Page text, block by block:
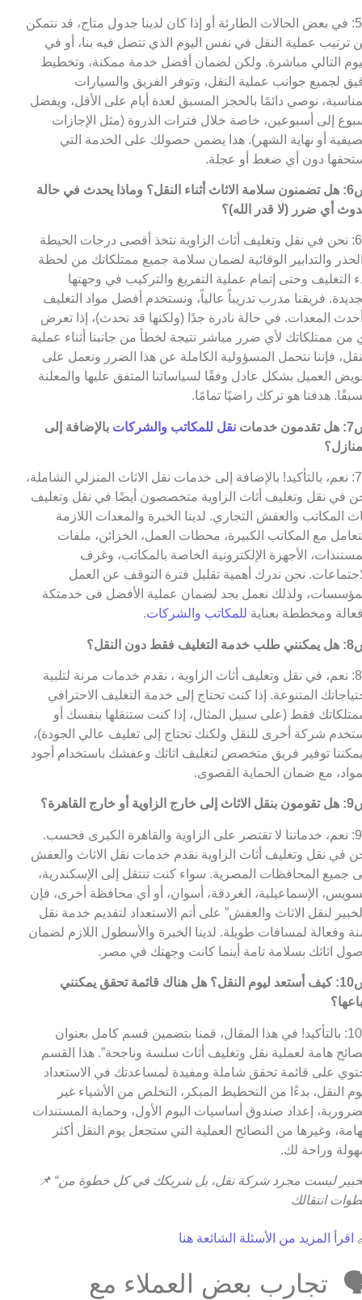
ج5: في بعض الحالات الطارئة أو إذا كان لدينا جدول متاح، قد نتمكن
ترتيب عملية النقل في نفس اليوم الذي تتصل فيه بنا، أو في
التالي مباشرة. ولكن لضمان أفضل خدمة ممكنة، وتخطيط
لجميع جوانب عملية النقل، وتوفر الفريق والسيارات
نوصي دائمًا بالحجز المسبق لعدة أيام على الأقل، ويفضل
إلى أسبوعين، خاصة خلال فترات الذروة (مثل الإجازات
أو نهاية الشهر). هذا يضمن حصولك على الخدمة التي
دون أي ضغط أو عجلة.
س6: هل تضمنون سلامة الاثاث أثناء النقل؟ وماذا يحدث في حالة
أي ضرر (لا قدر الله)؟
ج6: نحن في نقل وتغليف أثاث الزاوية نتخذ أقصى درجات الحيطة
والتدابير الوقائية لضمان سلامة جميع ممتلكاتك من لحظة
التغليف وحتى إتمام عملية التفريغ والتركيب في وجهتها
فريقنا مدرب تدريباً عالياً، ونستخدم أفضل مواد التغليف
المعدات. في حالة نادرة جدًا (ولكنها قد تحدث)، إذا تعرض
من ممتلكاتك لأي ضرر مباشر نتيجة لخطأ من جانبنا أثناء عملية
فإننا نتحمل المسؤولية الكاملة عن هذا الضرر ونعمل على
العميل بشكل عادل وفقًا لسياساتنا المتفق عليها والمعلنة
هدفنا هو تركك راضيًا تمامًا.
خدمات نقل للمكاتب والشركات بالإضافة إلى
ج7: نعم، بالتأكيد! بالإضافة إلى خدمات نقل الاثاث المنزلي الشاملة،
في نقل وتغليف أثاث الزاوية متخصصون أيضًا في نقل وتغليف
المكاتب والعفش التجاري. لدينا الخبرة والمعدات اللازمة
مع المكاتب الكبيرة، محطات العمل، الخزائن، ملفات
الأجهزة الإلكترونية الخاصة بالمكاتب، وغرف
نحن ندرك أهمية تقليل فترة التوقف عن العمل
ولذلك نعمل بجد لضمان عملية الأفضل فى خدمتكة
ومخططة بعناية للمكاتب والشركات.
فقط دون النقل؟
ج8: نعم، في نقل وتغليف أثاث الزاوية ، نقدم خدمات مرنة لتلبية
المتنوعة. إذا كنت تحتاج إلى خدمة التغليف الاحترافي
فقط (على سبيل المثال، إذا كنت ستنقلها بنفسك أو
شركة أخرى للنقل ولكنك تحتاج إلى تغليف عالي الجودة)،
توفير فريق متخصص لتغليف اثاثك وعفشك باستخدام أجود
مع ضمان الحماية القصوى.
أو خارج القاهرة؟
ج9: نعم، خدماتنا لا تقتصر على الزاوية والقاهرة الكبرى فحسب.
في نقل وتغليف أثاث الزاوية نقدم خدمات نقل الاثاث والعفش
جميع المحافظات المصرية. سواء كنت تنتقل إلى الإسكندرية،
الإسماعيلية، الغردقة، أسوان، أو أي محافظة أخرى، فإن
لنقل الاثاث والعفش” على أتم الاستعداد لتقديم خدمة نقل
وفعالة لمسافات طويلة. لدينا الخبرة والأسطول اللازم لضمان
اثاثك بسلامة تامة أينما كانت وجهتك في مصر.
س10: كيف أستعد ليوم النقل؟ هل هناك قائمة تحقق يمكنني
ج10: بالتأكيد! في هذا المقال، قمنا بتضمين قسم كامل بعنوان
هامة لعملية نقل وتغليف أثاث سلسة وناجحة”. هذا القسم
على قائمة تحقق شاملة ومفيدة لمساعدتك في الاستعداد
النقل، بدءًا من التخطيط المبكر، التخلص من الأشياء غير
إعداد صندوق أساسيات اليوم الأول، وحماية المستندات
وغيرها من النصائح العملية التي ستجعل يوم النقل أكثر
وراحة لك.
📌 “الخبير ليست مجرد شركة نقل، بل شريكك في كل خطوة من
انتقالك
اقرأ المزيد من الأسئلة الشائعة هنا
تجارب بعض العملاء مع